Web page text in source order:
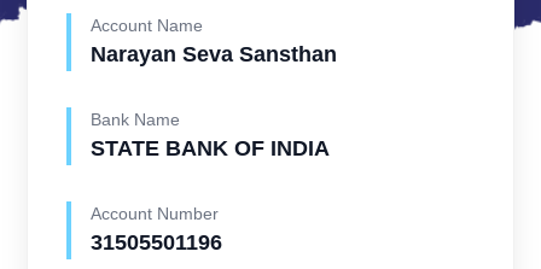
Account Name
Narayan Seva Sansthan
Bank Name
STATE BANK OF INDIA
Account Number
31505501196